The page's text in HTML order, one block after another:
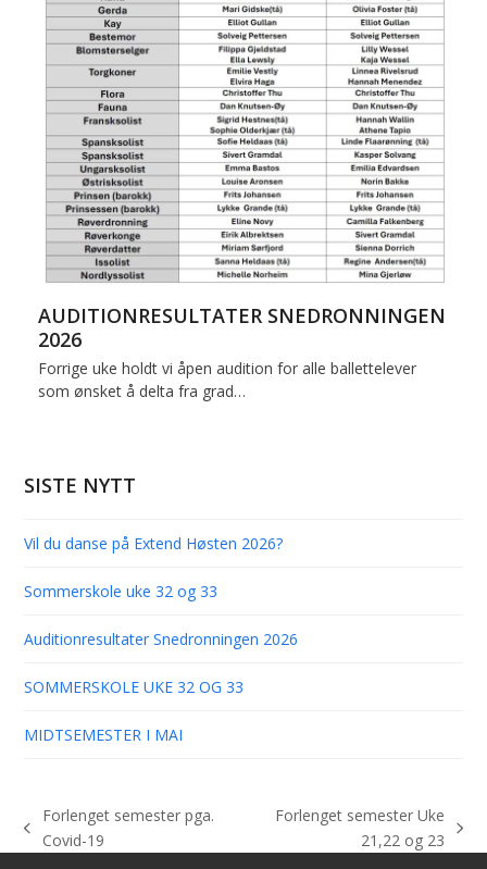
AUDITIONRESULTATER SNEDRONNINGEN
2026
Forrige uke holdt vi åpen audition for alle ballettelever
som ønsket å delta fra grad…
SISTE NYTT
Vil du danse på Extend Høsten 2026?
Sommerskole uke 32 og 33
Auditionresultater Snedronningen 2026
SOMMERSKOLE UKE 32 OG 33
MIDTSEMESTER I MAI
previous
Forlenget semester pga.
Covid-19
Forlenget semester Uke
21,22 og 23